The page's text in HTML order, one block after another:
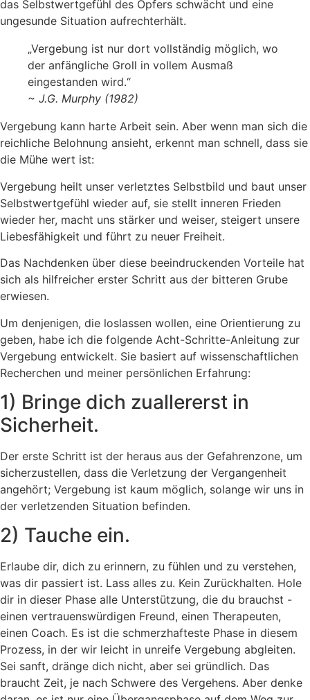
das Selbstwertgefühl des Opfers schwächt und eine
ungesunde Situation aufrechterhält.
„Vergebung ist nur dort vollständig möglich, wo
der anfängliche Groll in vollem Ausmaß
eingestanden wird.“
~ J.G. Murphy (1982)
Vergebung kann harte Arbeit sein. Aber wenn man sich die
reichliche Belohnung ansieht, erkennt man schnell, dass sie
die Mühe wert ist:
Vergebung heilt unser verletztes Selbstbild und baut unser
Selbstwertgefühl wieder auf, sie stellt inneren Frieden
wieder her, macht uns stärker und weiser, steigert unsere
Liebesfähigkeit und führt zu neuer Freiheit.
Das Nachdenken über diese beeindruckenden Vorteile hat
sich als hilfreicher erster Schritt aus der bitteren Grube
erwiesen.
Um denjenigen, die loslassen wollen, eine Orientierung zu
geben, habe ich die folgende Acht-Schritte-Anleitung zur
Vergebung entwickelt. Sie basiert auf wissenschaftlichen
Recherchen und meiner persönlichen Erfahrung:
1) Bringe dich zuallererst in
Sicherheit.
Der erste Schritt ist der heraus aus der Gefahrenzone, um
sicherzustellen, dass die Verletzung der Vergangenheit
angehört; Vergebung ist kaum möglich, solange wir uns in
der verletzenden Situation befinden.
2) Tauche ein.
Erlaube dir, dich zu erinnern, zu fühlen und zu verstehen,
was dir passiert ist. Lass alles zu. Kein Zurückhalten. Hole
dir in dieser Phase alle Unterstützung, die du brauchst -
einen vertrauenswürdigen Freund, einen Therapeuten,
einen Coach. Es ist die schmerzhafteste Phase in diesem
Prozess, in der wir leicht in unreife Vergebung abgleiten.
Sei sanft, dränge dich nicht, aber sei gründlich. Das
braucht Zeit, je nach Schwere des Vergehens. Aber denke